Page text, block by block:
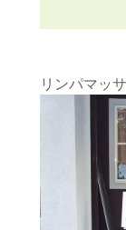
リンパマッ